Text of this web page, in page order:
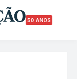
50 ANOS